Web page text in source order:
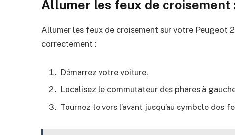
Allumer les feux de croisement
Allumer les feux de croisement sur votre Peugeot
correctement :
Démarrez votre voiture.
Localisez le commutateur des phares à
Tournez-le vers l’avant jusqu’au symbole des